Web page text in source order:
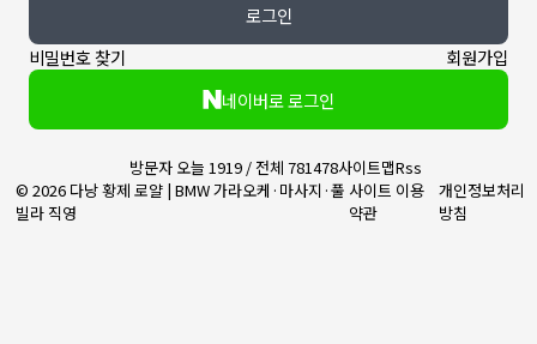
로그인
비밀번호 찾기
회원가입
네이버로 로그인
방문자 오늘 1919 / 전체 781478사이트맵Rss
© 2026 다낭 황제 로얄 | BMW 가라오케·마사지·풀
빌라 직영
사이트 이용
약관
개인정보처리
방침